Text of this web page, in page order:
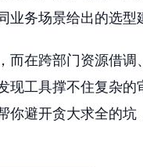
务场景给出的选型
而在跨部门资源借
现工具撑不住复杂
你避开贪大求全的